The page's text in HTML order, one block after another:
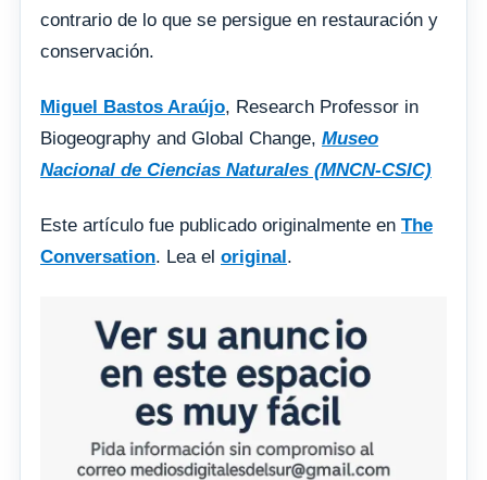
contrario de lo que se persigue en restauración y
conservación.
Miguel Bastos Araújo, Research Professor in
Biogeography and Global Change, Museo
Nacional de Ciencias Naturales (MNCN-CSIC)
Este artículo fue publicado originalmente en The
Conversation. Lea el original.